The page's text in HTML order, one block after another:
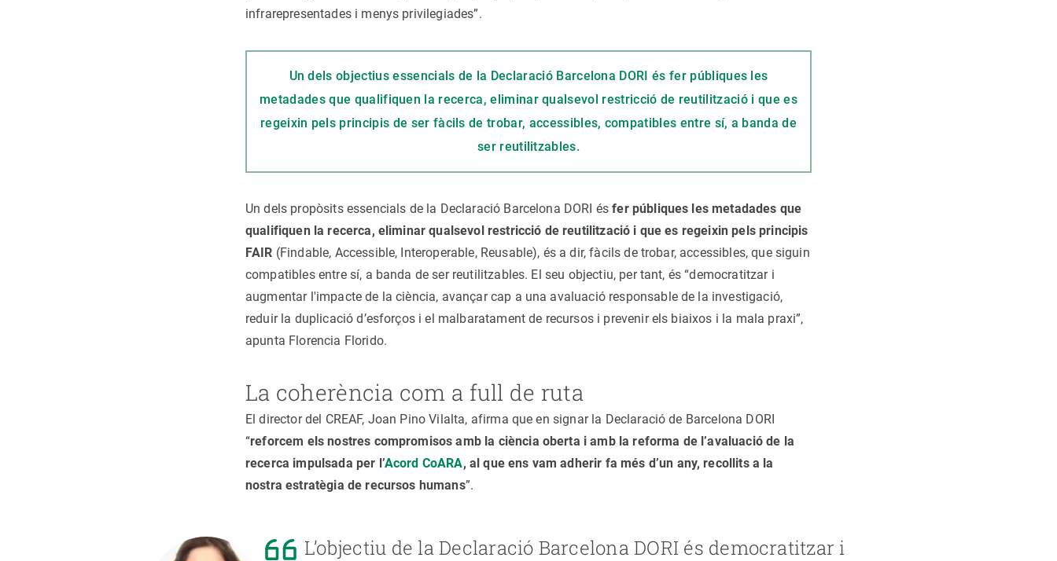
infrarepresentades i menys privilegiades”.
Un dels objectius essencials de la Declaració Barcelona DORI és fer públiques les
metadades que qualifiquen la recerca, eliminar qualsevol restricció de reutilització i que es
regeixin pels principis de ser fàcils de trobar, accessibles, compatibles entre sí, a banda de
ser reutilitzables.
Un dels propòsits essencials de la Declaració Barcelona DORI ésfer públiques les metadades que
qualifiquen la recerca, eliminar qualsevol restricció de reutilització i que es regeixin pels principis
FAIR (Findable, Accessible, Interoperable, Reusable), és a dir, fàcils de trobar, accessibles, que siguin
compatibles entre sí, a banda de ser reutilitzables. El seu objectiu, per tant, és “democratitzar i
augmentar l'impacte de la ciència, avançar cap a una avaluació responsable de la investigació,
reduir la duplicació d’esforços i el malbaratament de recursos i prevenir els biaixos i la mala praxi”,
apunta Florencia Florido.
La coherència com a full de ruta
El director del CREAF, Joan Pino Vilalta, afirma que en signar la Declaració de Barcelona DORI
“reforcem els nostres compromisos amb la ciència oberta i amb la reforma de l’avaluació de la
recerca impulsada per l’Acord CoARA, al que ens vam adherir fa més d’un any, recollits a la
nostra estratègia de recursos humans”.
L’objectiu de la Declaració Barcelona DORI és democratitzar i